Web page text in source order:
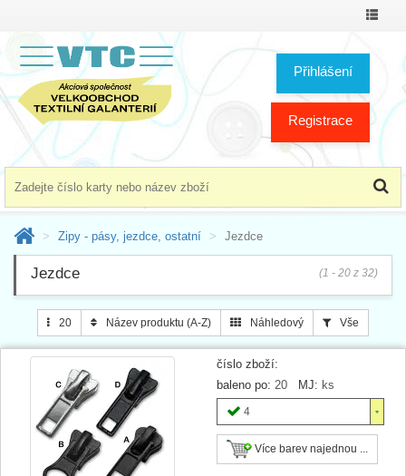
Přihlášení
Registrace
Zipy - pásy, jezdce, ostatní Jezdce
Jezdce (1 - 20 z 32)
20 Název produktu (A-Z) Náhledový Vše
číslo zboží:
baleno po: 20 MJ: ks
4
Více barev najednou ...